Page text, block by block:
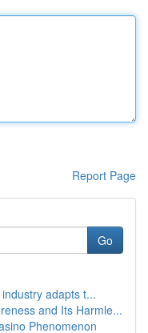
Report Page
Go
adapts t...
and Its Harmle...
Phenomenon